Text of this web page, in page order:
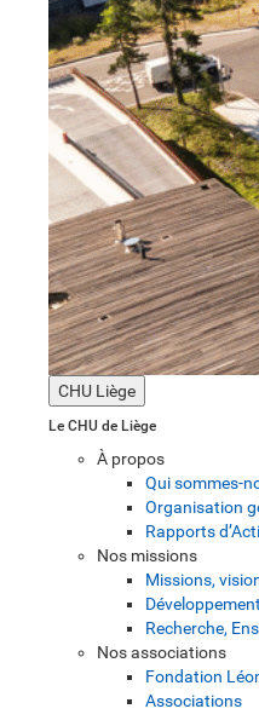
CHU Liège
Le CHU de Liège
À propos
Qui sommes-
Organisation
Rapports
Nos missions
Missions,
Recherche,
Nos associations
Fondation
Associations